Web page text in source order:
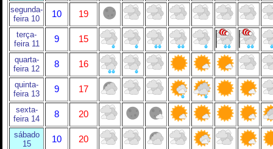
segunda-
feira 10
10 19
terça-
feira 11
9 15
quarta-
feira 12
8 16
quinta-
feira 13
9 17
sexta-
feira 14
8 20
sábado
15
10 20